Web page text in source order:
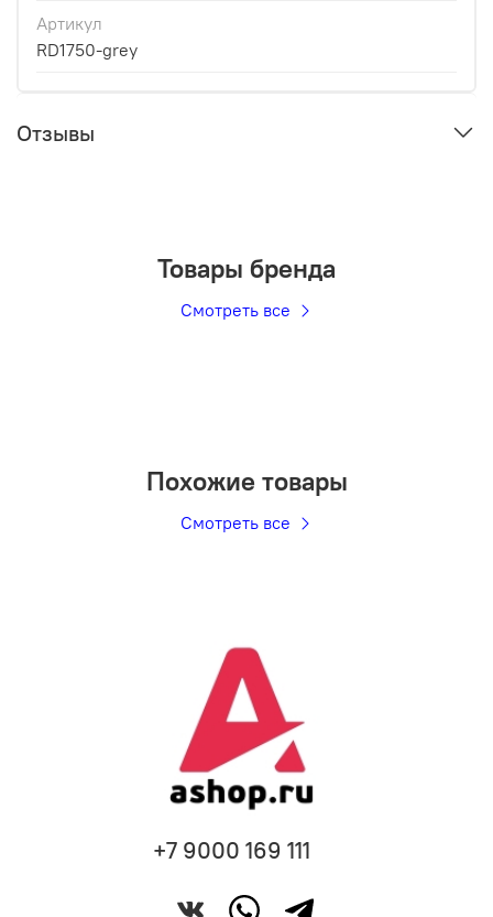
Артикул
RD1750-grey
Отзывы
Товары бренда
Смотреть все
Похожие товары
Смотреть все
+7 9000 169 111